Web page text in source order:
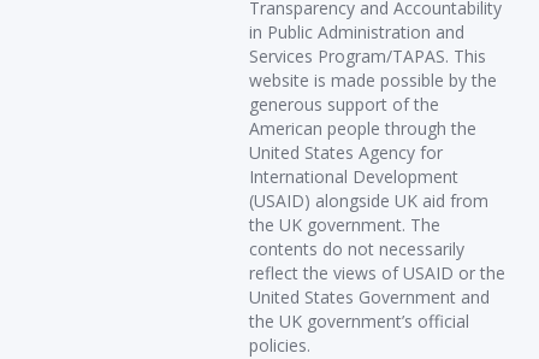
Transparency and Accountability
in Public Administration and
Services Program/TAPAS. This
website is made possible by the
generous support of the
American people through the
United States Agency for
International Development
(USAID) alongside UK aid from
the UK government. The
contents do not necessarily
reflect the views of USAID or the
United States Government and
the UK government’s official
policies.